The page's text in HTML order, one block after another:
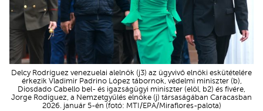
Delcy Rodríguez venezuelai alelnök (j3) az ügyvivő elnöki eskütételére
érkezik Vladimir Padrino López tábornok, védelmi miniszter (b),
Diosdado Cabello bel- és igazságügyi miniszter (elöl, b2) és fivére,
Jorge Rodíguez, a Nemzetgyűlés elnöke (j) társaságában Caracasban
2026. január 5-én (fotó: MTI/EPA/Miraflores-palota)